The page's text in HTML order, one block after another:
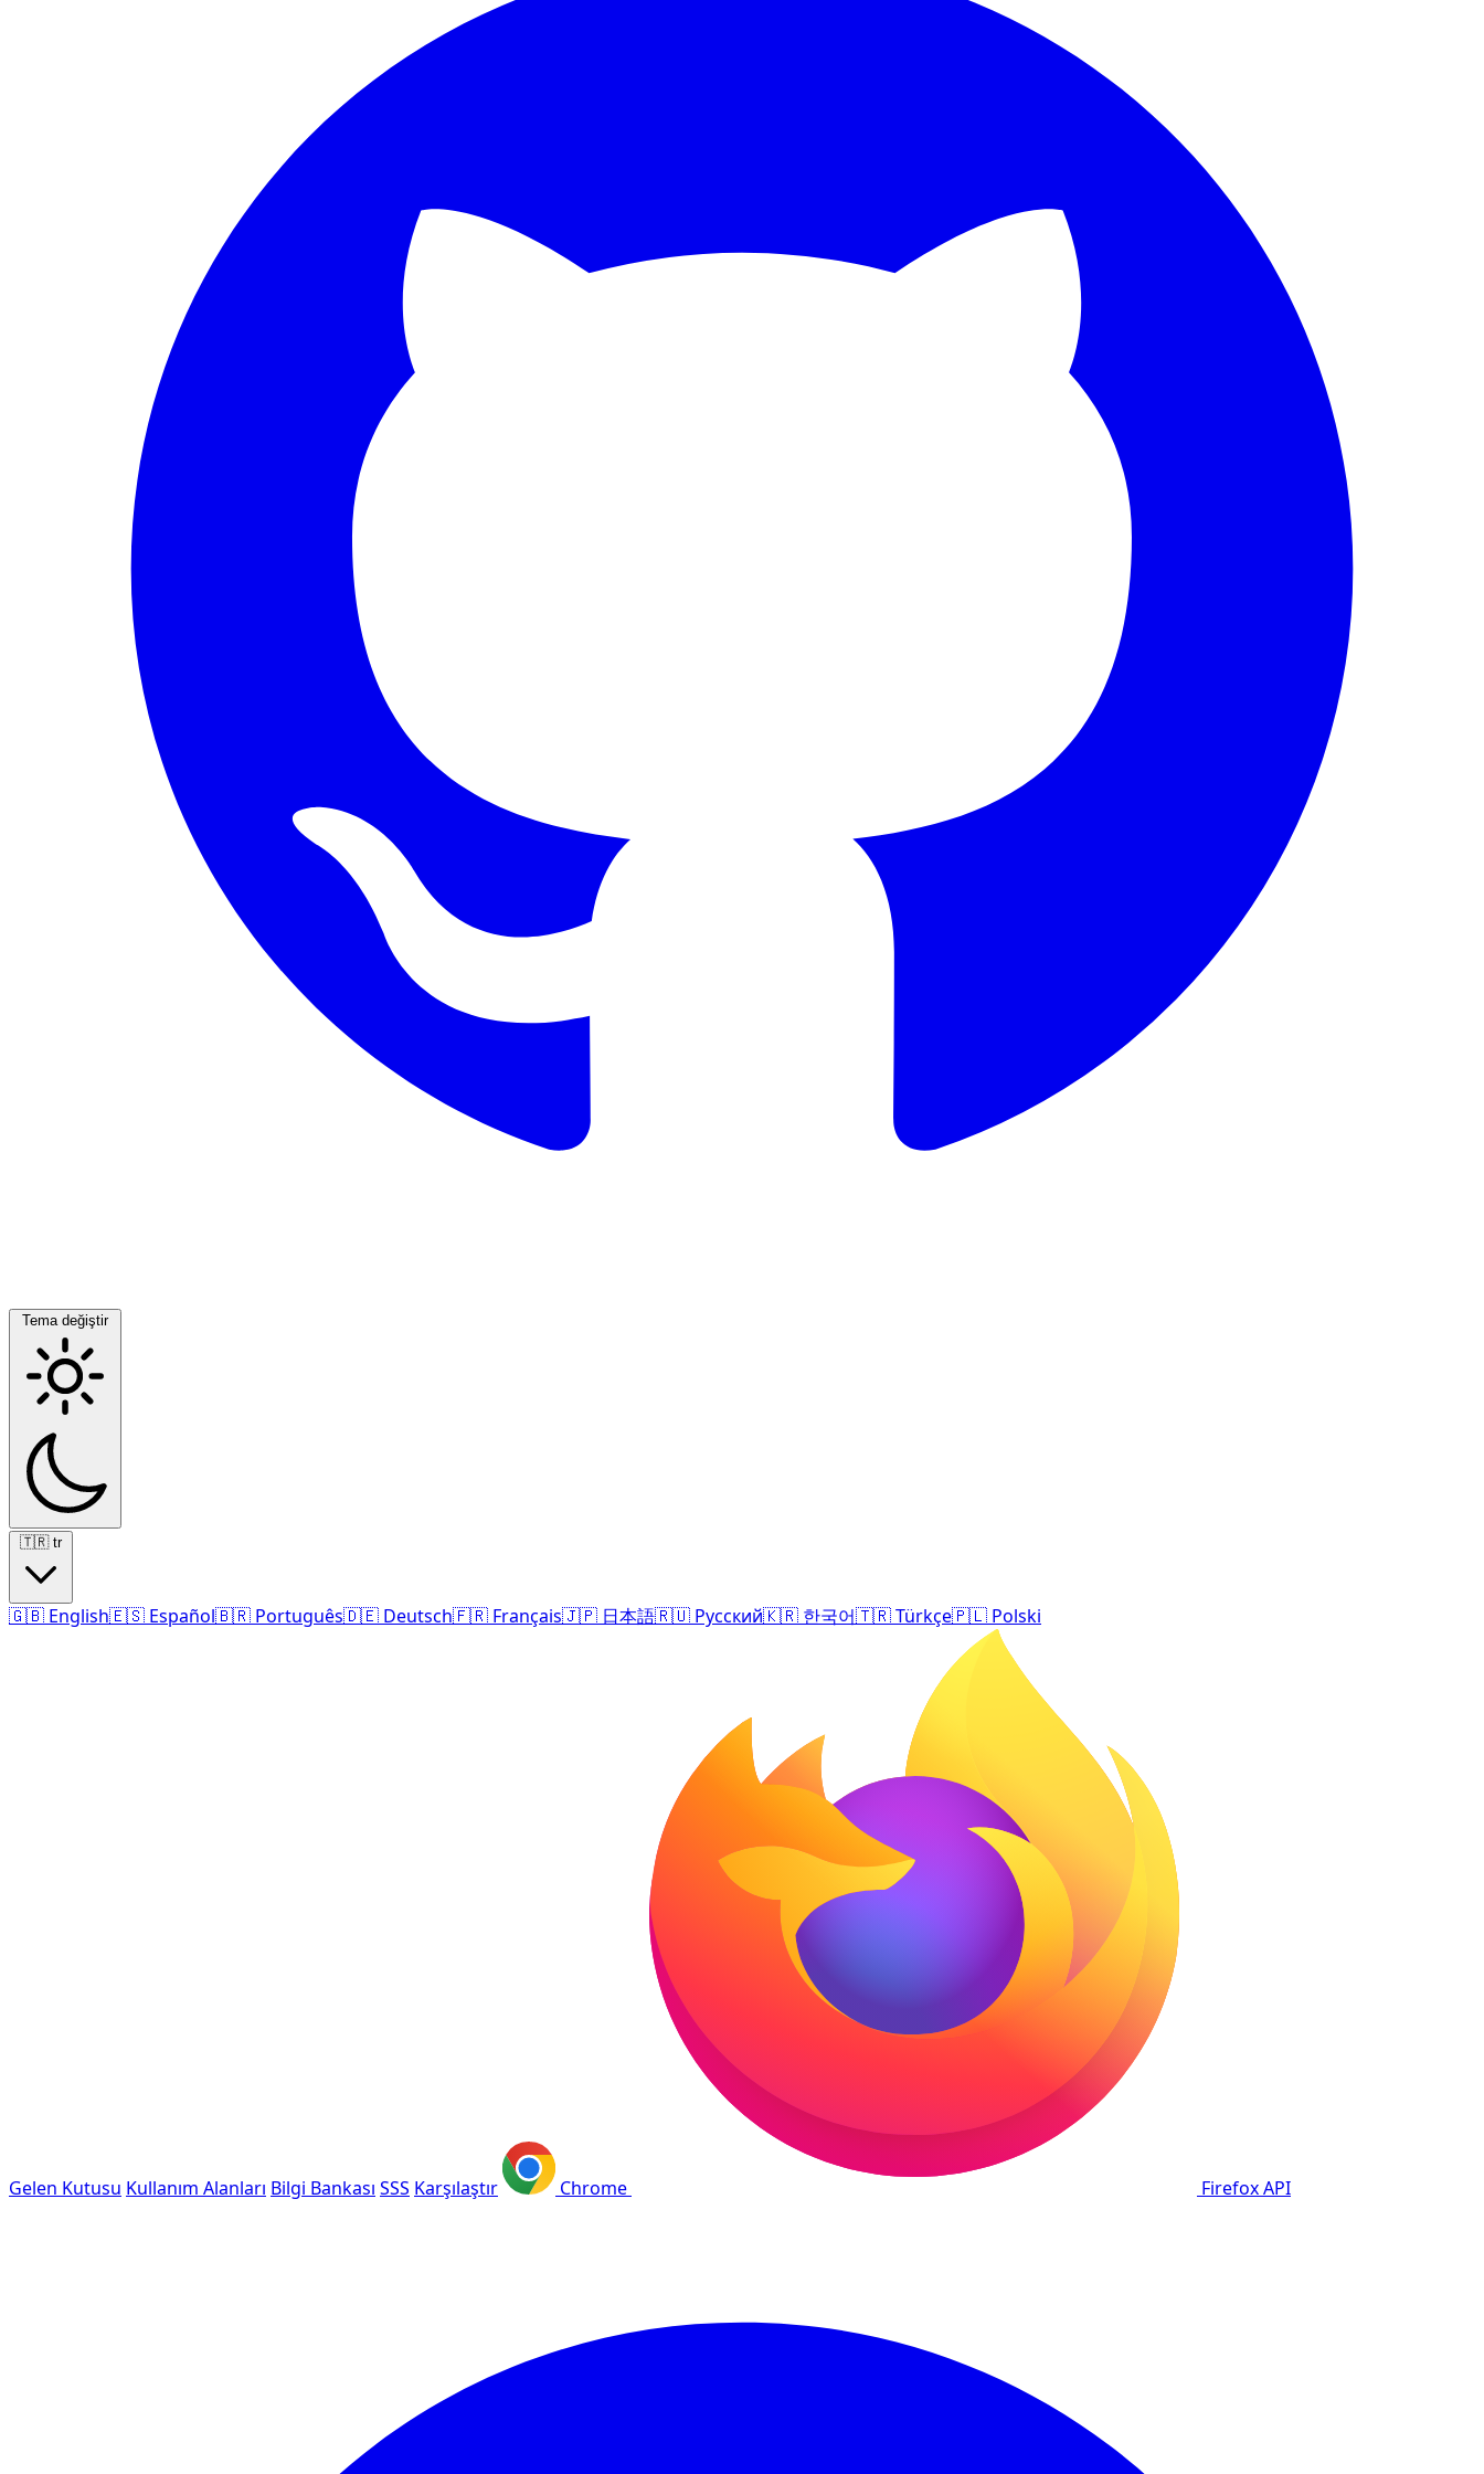
Tema değiştir
🇹🇷 tr
🇬🇧 English🇪🇸 Español🇧🇷 Português🇩🇪 Deutsch🇫🇷 Français🇯🇵 日本語🇷🇺 Русский🇰🇷 한국어🇹🇷Türkçe🇵🇱 Polski
Gelen Kutusu Kullanım Alanları Bilgi Bankası SSS Karşılaştır Chrome FirefoxAPI